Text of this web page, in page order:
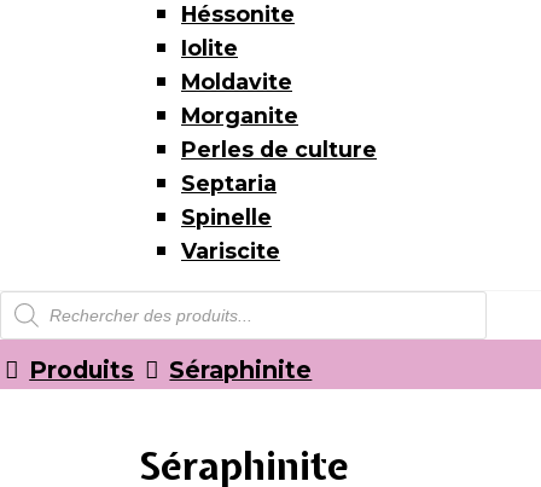
Héssonite
Iolite
Moldavite
Morganite
Perles de culture
Septaria
Spinelle
Variscite
Recherche
de
produits
Produits Séraphinite
Séraphinite